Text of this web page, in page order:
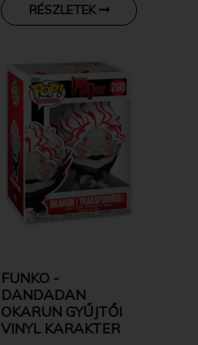
RÉSZLETEK
FUNKO -
DANDADAN
OKARUN GYŰJTŐI
VINYL KARAKTER